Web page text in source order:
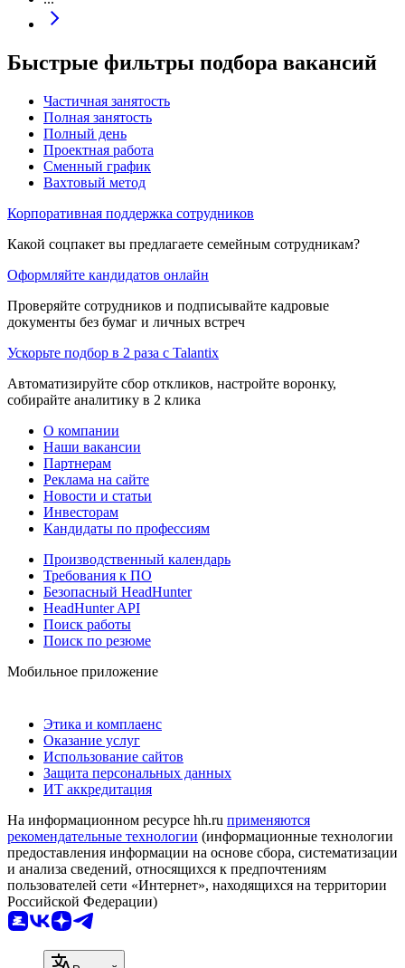
Быстрые фильтры подбора вакансий
Частичная занятость
Полная занятость
Полный день
Проектная работа
Сменный график
Вахтовый метод
Корпоративная поддержка сотрудников
Какой соцпакет вы предлагаете семейным сотрудникам?
Оформляйте кандидатов онлайн
Проверяйте сотрудников и подписывайте кадровые
документы без бумаг и личных встреч
Ускорьте подбор в 2 раза с Talantix
Автоматизируйте сбор откликов, настройте воронку,
собирайте аналитику в 2 клика
О компании
Наши вакансии
Партнерам
Реклама на сайте
Новости и статьи
Инвесторам
Кандидаты по профессиям
Производственный календарь
Требования к ПО
Безопасный HeadHunter
HeadHunter API
Поиск работы
Поиск по резюме
Мобильное приложение
Этика и комплаенс
Оказание услуг
Использование сайтов
Защита персональных данных
ИТ аккредитация
На информационном ресурсе hh.ru применяются
рекомендательные технологии (информационные технологии
предоставления информации на основе сбора, систематизации
и анализа сведений, относящихся к предпочтениям
пользователей сети «Интернет», находящихся на территории
Российской Федерации)